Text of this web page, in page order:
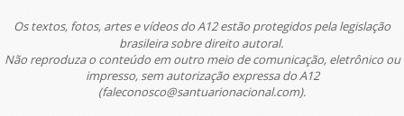
Os textos, fotos, artes e vídeos do A12 estão protegidos pela legislação
brasileira sobre direito autoral.
Não reproduza o conteúdo em outro meio de comunicação, eletrônico ou
impresso, sem autorização expressa do A12
(faleconosco@santuarionacional.com).